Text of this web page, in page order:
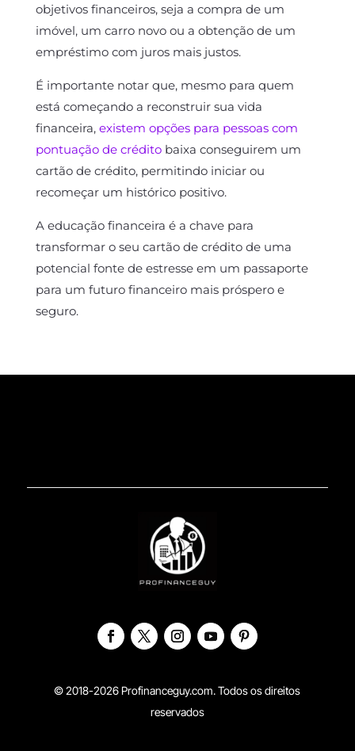
objetivos financeiros, seja a compra de um
imóvel, um carro novo ou a obtenção de um
empréstimo com juros mais justos.
É importante notar que, mesmo para quem
está começando a reconstruir sua vida
financeira, existem opções para pessoas com
pontuação de crédito baixa conseguirem um
cartão de crédito, permitindo iniciar ou
recomeçar um histórico positivo.
A educação financeira é a chave para
transformar o seu cartão de crédito de uma
potencial fonte de estresse em um passaporte
para um futuro financeiro mais próspero e
seguro.
© 2018-2026 Profinanceguy.com. Todos os direitos
reservados